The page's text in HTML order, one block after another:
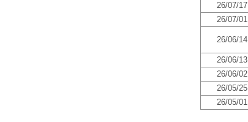
26/07/17
26/07/01
26/06/14
26/06/13
26/06/02
26/05/25
26/05/01